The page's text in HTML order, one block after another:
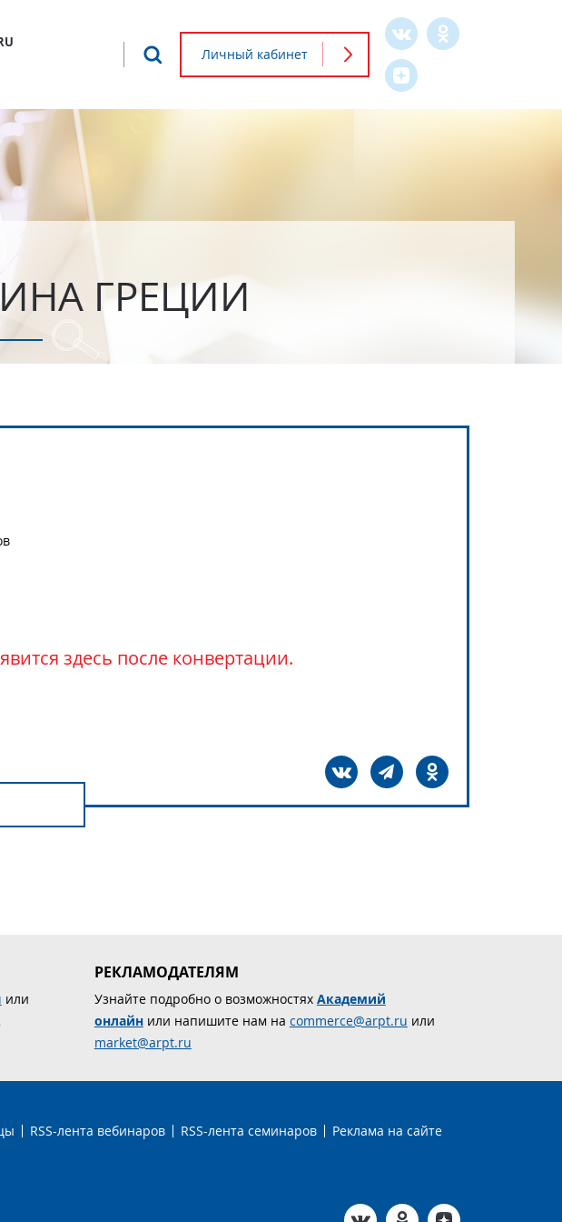
Личный кабинет
Форма
поиска
Что будем искать?
ГРЕЦИИ
здесь после конвертации.
или
РЕКЛАМОДАТЕЛЯМ
Узнайте подробно о возможностях Академий
онлайнили напишите нам на commerce@arpt.ru или
market@arpt.ru
RSS-лента вебинаров RSS-лента семинаров Реклама на сайте